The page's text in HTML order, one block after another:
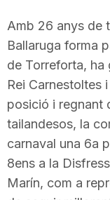
a
g
o
Amb 26 anys de
Ballaruga forma
de Torreforta, ha
Rei Carnestoltes
posició i regnant
tailandesos, la
carnaval una 6a
8ens a la
Marín, com a